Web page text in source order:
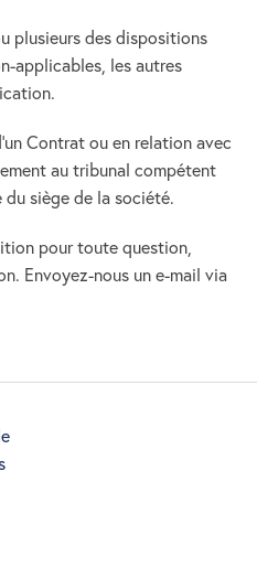
plusieurs des dispositions
applicables, les autres
Contrat ou en relation avec
au tribunal compétent
du siège de la société.
pour toute question,
Envoyez-nous un e-mail via